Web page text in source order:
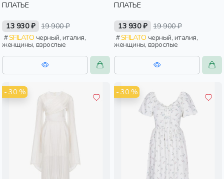
ПЛАТЬЕ
13 930 ₽ 19 900 ₽
SFILATO
женщины, взрослые
ПЛАТЬЕ
13 930 ₽ 19 900 ₽
SFILATO
женщины, взрослые
- 30 % - 30 %